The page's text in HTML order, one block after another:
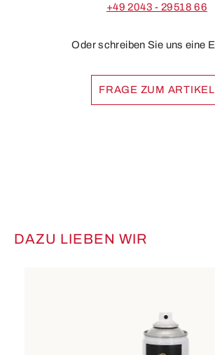
+49 2043 - 29518 66
Oder schreiben Sie uns eine
FRAGE ZUM ARTIKEL
Produktgalerie überspringen
DAZU LIEBEN WIR